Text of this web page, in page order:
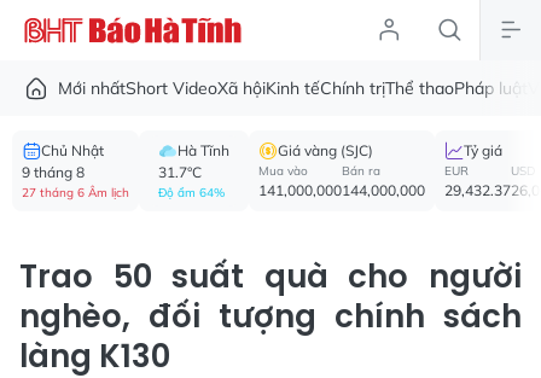
Mới nhấtShort VideoXã hộiKinh tếChính trịThể thaoPháp luật
Chủ Nhật
9 tháng 8
27 tháng 6 Âm lịch
Hà Tĩnh
31.7°C
Độ ẩm 64%
Giá vàng (SJC)
Mua vào
141,000,000
Bán ra
144,000,000
Tỷ giá
EUR
29,432.37
USD
Trao 50 suất quà cho người
nghèo, đối tượng chính sách
làng K130